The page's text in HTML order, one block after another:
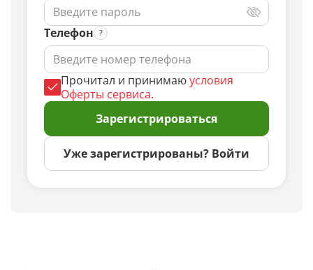
Телефон
Прочитал и принимаюусловия
Оферты сервиса.
Зарегистрироваться
Уже зарегистрированы? Войти